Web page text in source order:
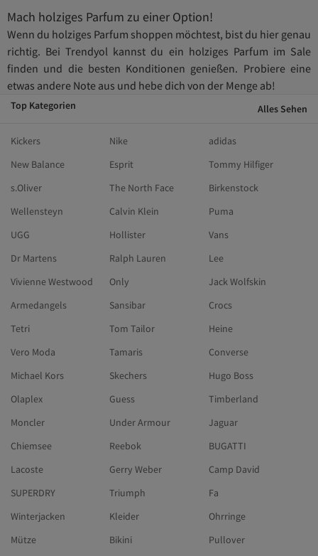
Mach holziges Parfum zu einer Option!
Wenn du holziges Parfum shoppen möchtest, bist du hier genau
richtig. Bei Trendyol kannst du ein holziges Parfum im Sale
finden und die besten Konditionen genießen. Probiere eine
etwas andere Note aus und hebe dich von der Menge ab!
Top Kategorien Alles Sehen
Kickers Nike
adidas
New Balance
Esprit
Tommy Hilfiger
s.Oliver
The North Face
Birkenstock
Wellensteyn
Calvin Klein
Puma
UGG
Hollister
Vans
Dr Martens
Ralph Lauren
Lee
Vivienne Westwood
Only
Jack Wolfskin
Armedangels
Sansibar
Crocs
Tetri
Tom Tailor
Heine
Vero Moda
Tamaris
Converse
Michael Kors
Skechers
Hugo Boss
Olaplex
Guess
Timberland
Moncler
Under Armour
Jaguar
Chiemsee
Reebok
BUGATTI
Lacoste
Gerry Weber
Camp David
SUPERDRY
Triumph
Fa
Winterjacken
Kleider
Ohrringe
Mütze
Bikini
Pullover